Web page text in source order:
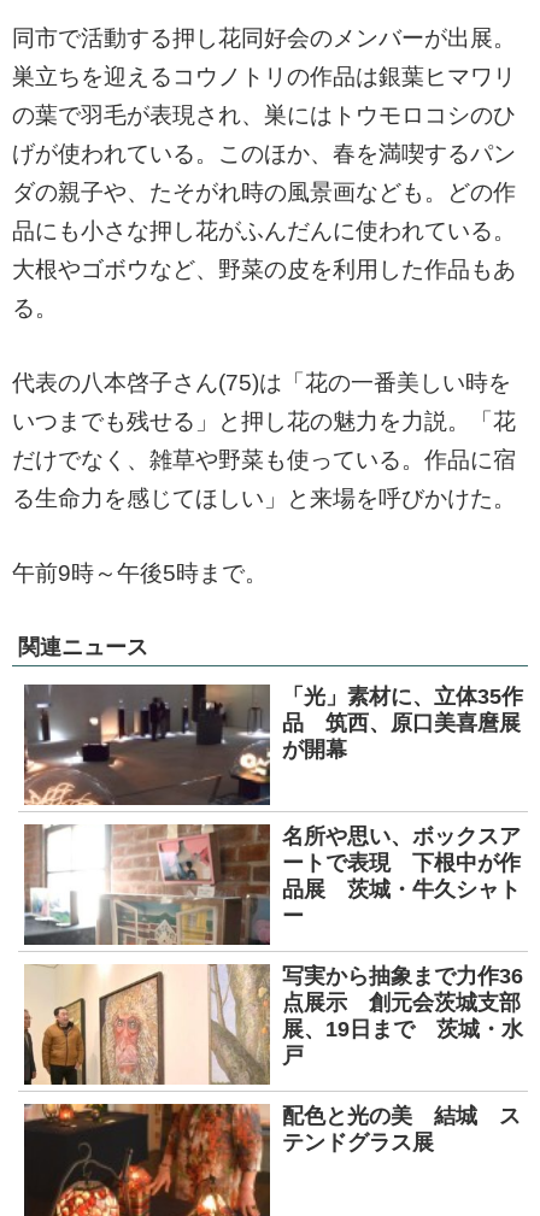
同市で活動する押し花同好会のメンバーが出展。
巣立ちを迎えるコウノトリの作品は銀葉ヒマワリ
の葉で羽毛が表現され、巣にはトウモロコシのひ
げが使われている。このほか、春を満喫するパン
ダの親子や、たそがれ時の風景画なども。どの作
品にも小さな押し花がふんだんに使われている。
大根やゴボウなど、野菜の皮を利用した作品もあ
る。
代表の八本啓子さん(75)は「花の一番美しい時を
いつまでも残せる」と押し花の魅力を力説。「花
だけでなく、雑草や野菜も使っている。作品に宿
る生命力を感じてほしい」と来場を呼びかけた。
午前9時～午後5時まで。
関連ニュース
「光」素材に、立体35作
品 筑西、原口美喜麿展
が開幕
名所や思い、ボックスア
ートで表現 下根中が作
品展 茨城・牛久シャト
ー
写実から抽象まで力作36
点展示 創元会茨城支部
展、19日まで 茨城・水
戸
配色と光の美 結城 ス
テンドグラス展